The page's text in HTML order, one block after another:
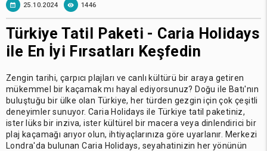
25.10.2024 1446
Türkiye Tatil Paketi - Caria Holidays
ile En İyi Fırsatları Keşfedin
Zengin tarihi, çarpıcı plajları ve canlı kültürü bir araya getiren
mükemmel bir kaçamak mı hayal ediyorsunuz? Doğu ile Batı'nın
buluştuğu bir ülke olan Türkiye, her türden gezgin için çok çeşitli
deneyimler sunuyor. Caria Holidays ile Türkiye tatil paketiniz,
ister lüks bir inziva, ister kültürel bir macera veya dinlendirici bir
plaj kaçamağı arıyor olun, ihtiyaçlarınıza göre uyarlanır. Merkezi
Londra'da bulunan Caria Holidays, seyahatinizin her yönünün